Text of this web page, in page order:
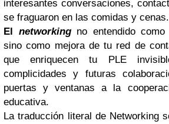
interesantes conversaciones,
se fraguaron en las comidas y
El networking no entendido
sino como mejora de tu red de
que enriquecen tu PLE
complicidades y futuras
puertas y ventanas a la
educativa.
La traducción literal de Networking